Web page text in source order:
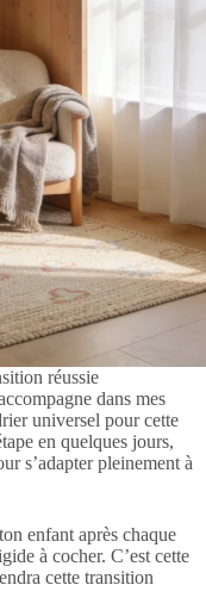
réussie
dans mes
universel pour cette
en quelques jours,
s’adapter pleinement à
enfant après chaque
à cocher. C’est cette
cette transition